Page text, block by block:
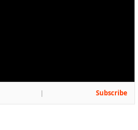
| Subscribe